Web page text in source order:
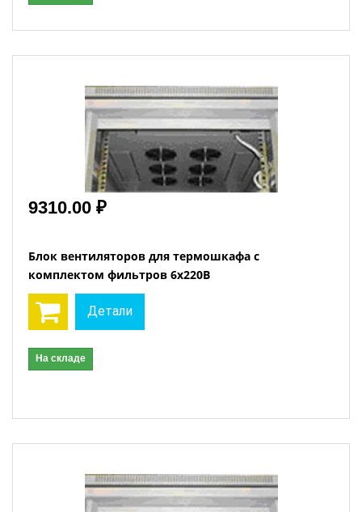
9310.00 ₽
Блок вентиляторов для термошкафа с
комплектом фильтров 6х220В
Детали
На складе